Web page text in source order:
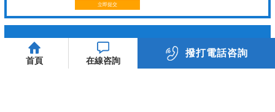
立即提交
023-89885558
首頁 在線咨詢
撥打電話咨詢